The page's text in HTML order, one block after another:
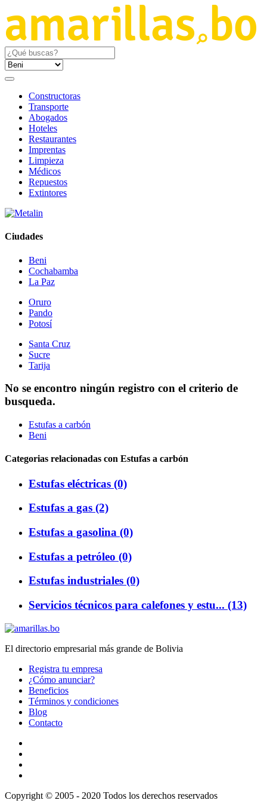
Constructoras
Transporte
Abogados
Hoteles
Restaurantes
Imprentas
Limpieza
Médicos
Repuestos
Extintores
Ciudades
Beni
Cochabamba
La Paz
Oruro
Pando
Potosí
Santa Cruz
Sucre
Tarija
No se encontro ningún registro con el criterio de
busqueda.
Estufas a carbón
Beni
Categorias relacionadas con Estufas a carbón
Estufas eléctricas (0)
Estufas a gas (2)
Estufas a gasolina (0)
Estufas a petróleo (0)
Estufas industriales (0)
Servicios técnicos para calefones y estu... (13)
El directorio empresarial más grande de Bolivia
Registra tu empresa
¿Cómo anunciar?
Beneficios
Términos y condiciones
Blog
Contacto
Copyright © 2005 - 2020 Todos los derechos reservados